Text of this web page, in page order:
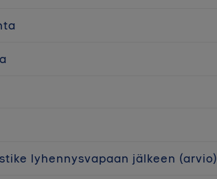
lyhennysvapaan jälkeen (arvio)